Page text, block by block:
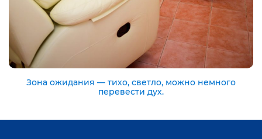
Зона ожидания — тихо, светло, можно немного
перевести дух.